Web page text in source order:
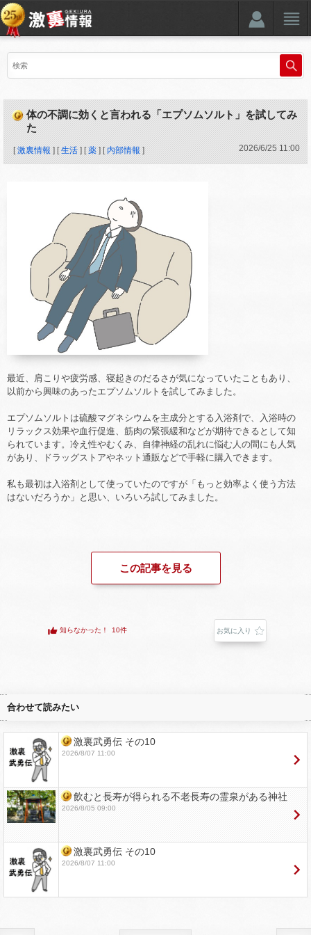
体の不調に効くと言われる「エプソムソルト」を試してみ
た
[激裏情報 ] [生活 ] [薬 ] [ 内部情報 ] 2026/6/25 11:00
最近、肩こりや疲労感、寝起きのだるさが気になっていたこともあり、
以前から興味のあったエプソムソルトを試してみました。
エプソムソルトは硫酸マグネシウムを主成分とする入浴剤で、入浴時の
リラックス効果や血行促進、筋肉の緊張緩和などが期待できるとして知
られています。冷え性やむくみ、自律神経の乱れに悩む人の間にも人気
があり、ドラッグストアやネット通販などで手軽に購入できます。
私も最初は入浴剤として使っていたのですが「もっと効率よく使う方法
はないだろうか」と思い、いろいろ試してみました。
この記事を見る
知らなかった！ 10件 お気に入り
合わせて読みたい
激裏武勇伝 その10
2026/8/07 11:00
飲むと長寿が得られる不老長寿の霊泉がある神社
2026/8/05 09:00
激裏武勇伝 その10
2026/8/07 11:00